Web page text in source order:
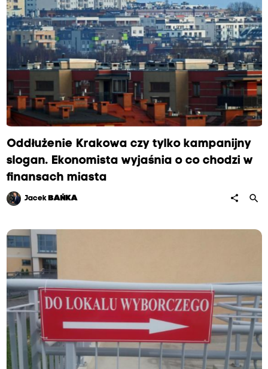
Oddłużenie Krakowa czy tylko kampanijny
slogan. Ekonomista wyjaśnia o co chodzi w
finansach miasta
Jacek BAŃKA share search